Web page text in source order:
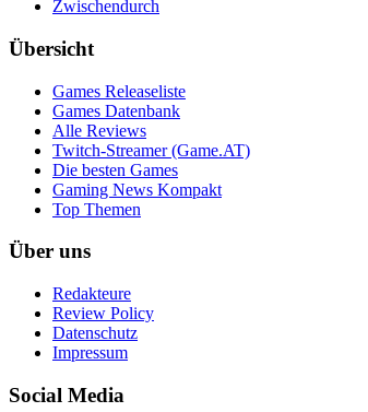
Zwischendurch
Übersicht
Games Releaseliste
Games Datenbank
Alle Reviews
Twitch-Streamer (Game.AT)
Die besten Games
Gaming News Kompakt
Top Themen
Über uns
Redakteure
Review Policy
Datenschutz
Impressum
Social Media